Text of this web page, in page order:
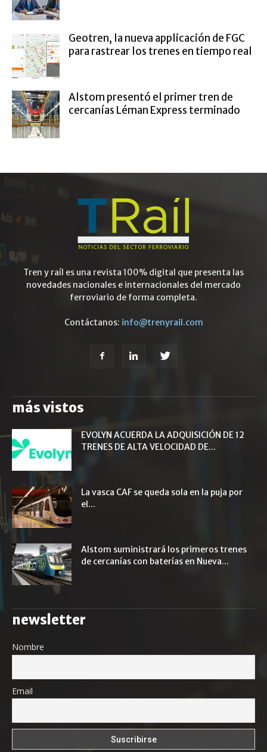
Geotren, la nueva applicación de FGC
para rastrear los trenes en tiempo real
Alstom presentó el primer tren de
cercanías Léman Express terminado
Tren y raíl es una revista 100% digital que presenta las
novedades nacionales e internacionales del mercado
ferroviario de forma completa.
Contáctanos: info@trenyrail.com
más vistos
EVOLYN ACUERDA LA ADQUISICIÓN DE 12
TRENES DE ALTA VELOCIDAD DE...
La vasca CAF se queda sola en la puja por
el...
Alstom suministrará los primeros trenes
de cercanías con baterías en Nueva...
newsletter
Nombre
Email